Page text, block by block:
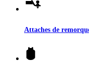
Attaches de